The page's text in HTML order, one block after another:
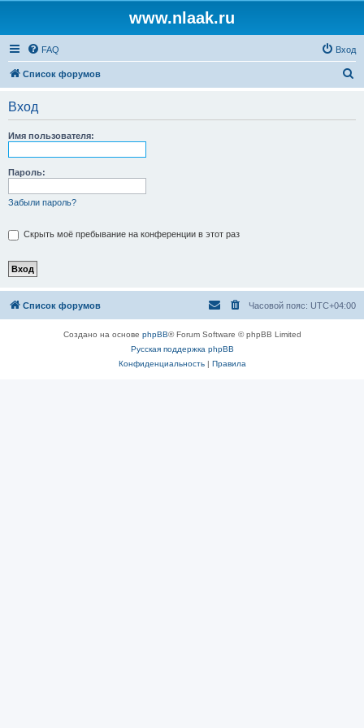
www.nlaak.ru
FAQ Вход
Список форумов
Вход
Имя пользователя:
Пароль:
Забыли пароль?
Скрыть моё пребывание на конференции в этот раз
Список форумов Часовой пояс: UTC+04:00
Создано на основе phpBB® Forum Software © phpBB Limited
Русская поддержка phpBB
Конфиденциальность| Правила